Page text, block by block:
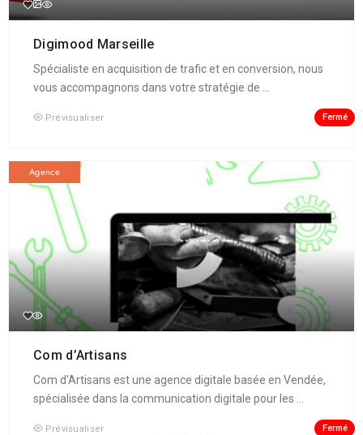
Digimood Marseille
Spécialiste en acquisition de trafic et en conversion, nous
vous accompagnons dans votre stratégie de ...
Prévisualiser Fermé
Agence
Com d’Artisans
Com d'Artisans est une agence digitale basée en Vendée,
spécialisée dans la communication digitale pour les ...
Prévisualiser Fermé